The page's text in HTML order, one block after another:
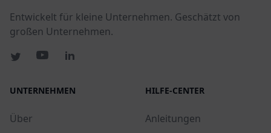
Entwickelt für kleine Unternehmen. Geschätzt von
großen Unternehmen.
UNTERNEHMEN
Über
HILFE-CENTER
Anleitungen